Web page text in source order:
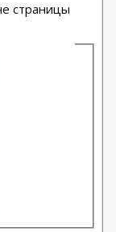
страницы